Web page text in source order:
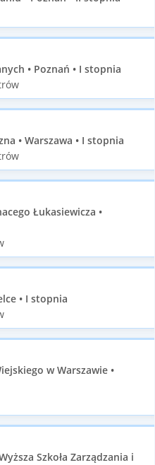
• Poznań • I stopnia
• Warszawa • I stopnia
Łukasiewicza •
• I stopnia
w Warszawie •
Szkoła Zarządzania i